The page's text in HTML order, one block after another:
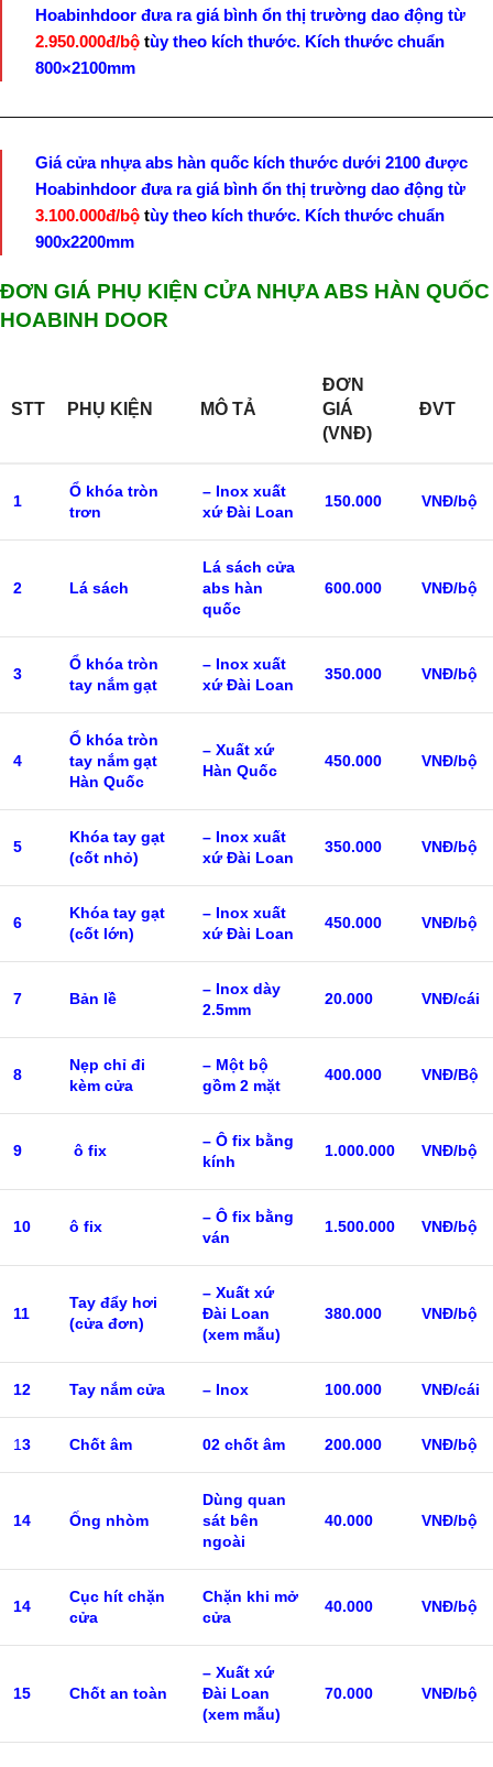
Hoabinhdoor đưa ra giá bình ổn thị trường dao động từ
2.950.000đ/bộ tùy theo kích thước. Kích thước chuẩn
800×2100mm
Giá cửa nhựa abs hàn quốc kích thước dưới 2100 được
Hoabinhdoor đưa ra giá bình ổn thị trường dao động từ
3.100.000đ/bộ tùy theo kích thước. Kích thước chuẩn
900x2200mm
ĐƠN GIÁ PHỤ KIỆN CỬA NHỰA ABS HÀN QUỐC
HOABINH DOOR
STT PHỤ KIỆN MÔ TẢ
ĐƠN
GIÁ
(VNĐ)
ĐVT
1
Ổ khóa tròn
trơn
– Inox xuất
xứ Đài Loan
150.000 VNĐ/bộ
2 Lá sách
Lá sách cửa
abs hàn
quốc
600.000 VNĐ/bộ
3
Ổ khóa tròn
tay nắm gạt
– Inox xuất
xứ Đài Loan
350.000 VNĐ/bộ
4
Ổ khóa tròn
tay nắm gạt
Hàn Quốc
– Xuất xứ
Hàn Quốc
450.000 VNĐ/bộ
5
Khóa tay gạt
(cốt nhỏ)
– Inox xuất
xứ Đài Loan
350.000 VNĐ/bộ
6
Khóa tay gạt
(cốt lớn)
– Inox xuất
xứ Đài Loan
450.000 VNĐ/bộ
7 Bản lề
– Inox dày
2.5mm
20.000 VNĐ/cái
8
Nẹp chỉ đi
kèm cửa
– Một bộ
gồm 2 mặt
400.000 VNĐ/Bộ
9 ô fix
– Ô fix bằng
kính
1.000.000 VNĐ/bộ
10 ô fix
– Ô fix bằng
ván
1.500.000 VNĐ/bộ
11
Tay đẩy hơi
(cửa đơn)
– Xuất xứ
Đài Loan
(xem mẫu)
380.000 VNĐ/bộ
12 Tay nắm cửa – Inox 100.000 VNĐ/cái
13 Chốt âm 02 chốt âm 200.000 VNĐ/bộ
14 Ống nhòm
Dùng quan
sát bên
ngoài
40.000 VNĐ/bộ
14
Cục hít chặn
cửa
Chặn khi mở
cửa
40.000 VNĐ/bộ
15 Chốt an toàn
– Xuất xứ
Đài Loan
(xem mẫu)
70.000 VNĐ/bộ